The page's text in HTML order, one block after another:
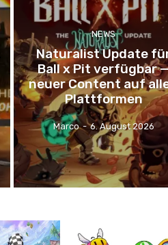
NEWS
Naturalist Update
Ball x Pit verfügbar
neuer Content auf
Plattformen
Marco - 6. August 2026